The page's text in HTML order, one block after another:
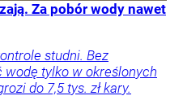
Za pobór wody nawet
studni. Bez
tylko w określonych
do 7,5 tys. zł kary.